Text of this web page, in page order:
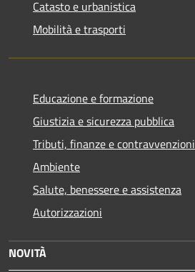
Catasto e urbanistica
Mobilità e trasporti
Educazione e formazione
Giustizia e sicurezza pubblica
Tributi, finanze e contravvenzioni
Ambiente
Salute, benessere e assistenza
Autorizzazioni
NOVITÀ